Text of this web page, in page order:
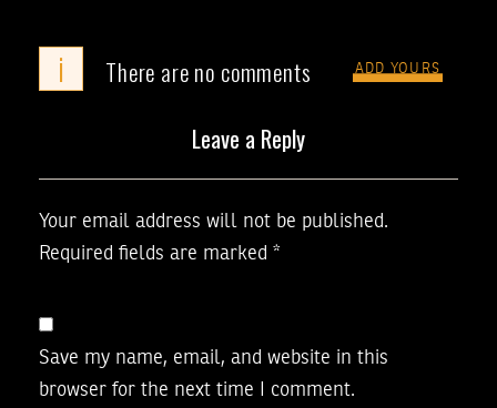
i There are no comments ADD YOURS
Leave a Reply
Your email address will not be published.
Required fields are marked *
Save my name, email, and website in this
browser for the next time I comment.